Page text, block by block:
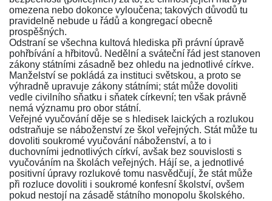
omezena nebo dokonce vyloučena; takových důvodů tu
pravidelně nebude u řádů a kongregací obecně
prospěšných.
Odstraní se všechna kultová hlediska při právní úpravě
pohřbívání a hřbitovů. Nedělní a sváteční řád jest stanoven
zákony státními zásadně bez ohledu na jednotlivé církve.
Manželství se pokládá za instituci světskou, a proto se
výhradně upravuje zákony státními; stát může dovoliti
vedle civilního sňatku i sňatek církevní; ten však právně
nemá významu pro obor státní.
Veřejné vyučování děje se s hledisek laických a rozlukou
odstraňuje se náboženství ze škol veřejných. Stát může tu
dovoliti soukromé vyučování náboženství, a to i
duchovními jednotlivých církví, avšak bez souvislosti s
vyučováním na školách veřejných. Hájí se, a jednotlivé
positivní úpravy rozlukové tomu nasvědčují, že stát může
při rozluce dovoliti i soukromé konfesní školství, ovšem
pokud nestojí na zásadě státního monopolu školského.